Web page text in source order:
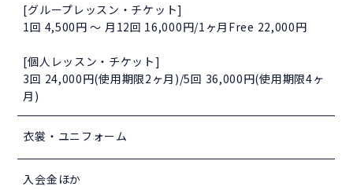
[グループレッスン・チケット]
1回 4,500円 ～ 月12回 16,000円/1ヶ月Free 22,000円
[個人レッスン・チケット]
3回 24,000円(使用期限2ヶ月)/5回 36,000円(使用期限4ヶ
月)
衣裳・ユニフォーム
入会金ほか